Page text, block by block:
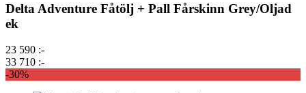
Delta Adventure Fåtölj + Pall Fårskinn Grey/Oljad
ek
23 590 :-
33 710 :-
-30%